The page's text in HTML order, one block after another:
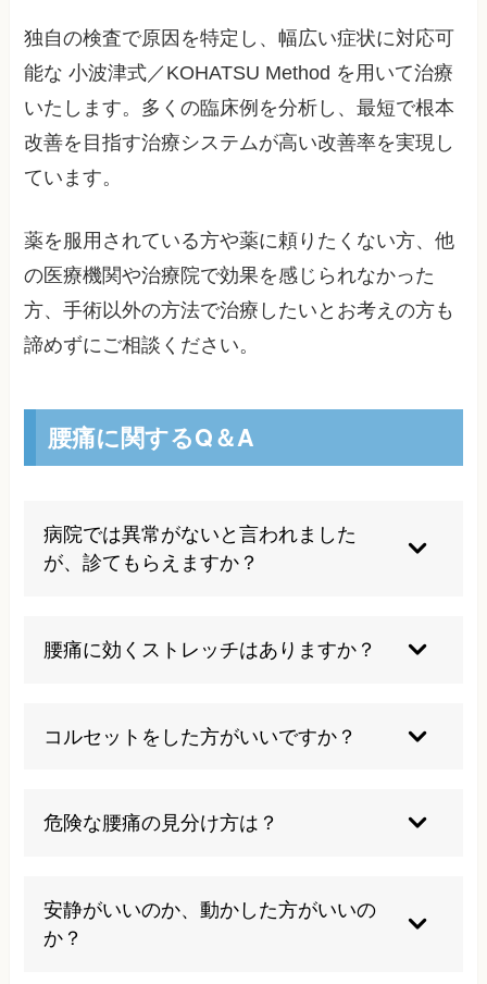
独自の検査で原因を特定し、幅広い症状に対応可
能な 小波津式／KOHATSU Method を用いて治療
いたします。多くの臨床例を分析し、最短で根本
改善を目指す治療システムが高い改善率を実現し
ています。
薬を服用されている方や薬に頼りたくない方、他
の医療機関や治療院で効果を感じられなかった
方、手術以外の方法で治療したいとお考えの方も
諦めずにご相談ください。
腰痛に関するQ＆A
病院では異常がないと言われました
が、診てもらえますか？
MRIで異常が見つからないというケースはよくあ
ります。逆に腰痛を訴えない人にMRI検査を行う
という報告もあります。つまり、画像に異常があ
っても痛みがない人もいれば、画像に異常がなく
腰痛に効くストレッチはありますか？
ます。誤ったストレッチを行うと逆に痛めてしま
うケースもあるので当院にご相談ください。
コルセットをした方がいいですか？
一時的にコルセットで腰をサポートするのはいい
と思います。それ以外の長期間にわたる過剰な固
危険な腰痛の見分け方は？
排尿・排便障害、足に力が入らない、発熱を伴う
腰痛、特に高齢者の方で尻もちや転倒がきっかけ
安静がいいのか、動かした方がいいの
か？